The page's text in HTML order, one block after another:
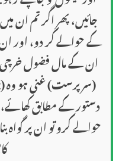
جائیں، پھر اگر تم ان
کے حوالے کر دو،
ان کے مال فضول خرچی
(سرپرست) غنی ہو وہ
دستور کے مطابق
حوالے کرو تو ان پر گواہ